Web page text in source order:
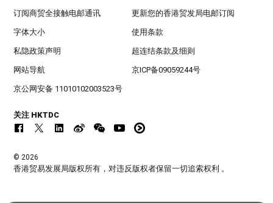
订阅商贸全接触电邮通讯 更新您的香港贸发局电邮订阅
字体大小 使用条款
私隐政策声明 超连结条款及细则
网站导航 京ICP备09059244号
京公网安备 11010102003523号
关注 HKTDC
© 2026
香港贸易发展局版权所有，对违反版权者保留一切追索权利 。